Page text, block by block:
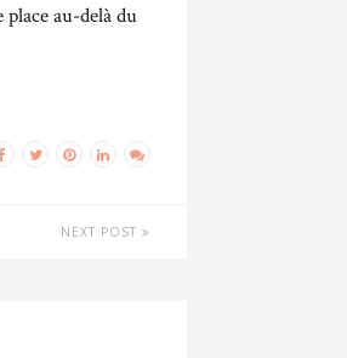
au-delà du
NEXT POST